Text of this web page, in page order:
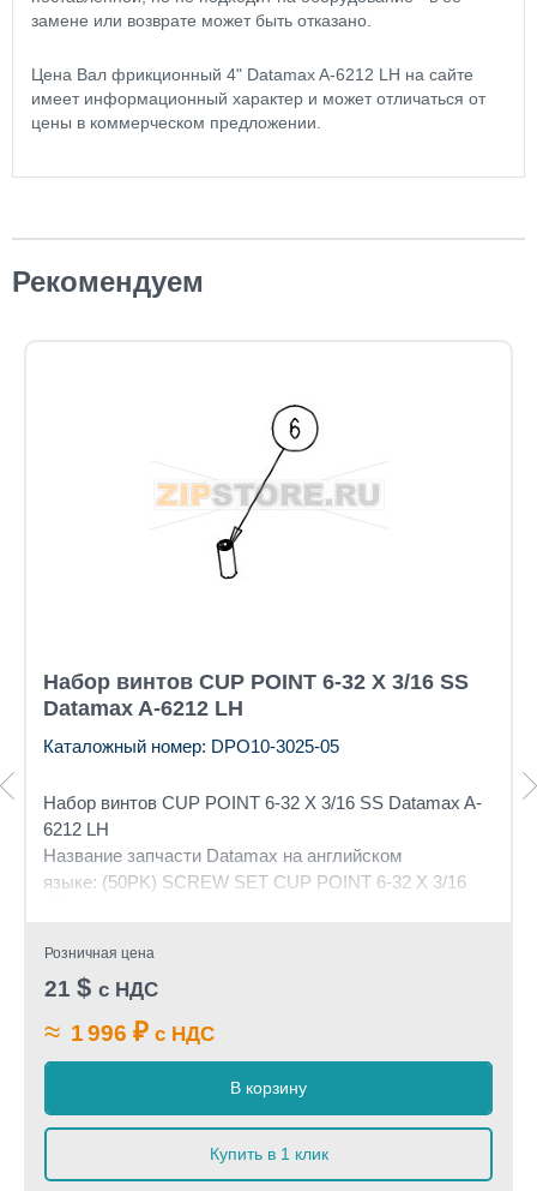
замене или возврате может быть отказано.
Цена Вал фрикционный 4" Datamax A-6212 LH на сайте
имеет информационный характер и может отличаться от
цены в коммерческом предложении.
Рекомендуем
Набор винтов CUP POINT 6-32 X 3/16 SS
Datamax A-6212 LH
Каталожный номер: DPO10-3025-05
Набор винтов CUP POINT 6-32 X 3/16 SS Datamax A-
6212 LH
Название запчасти Datamax на английском
языке: (50PK) SCREW SET CUP POINT 6-32 X 3/16
Розничная цена
21 $ с НДС
≈ 1 996 ₽ с НДС
В корзину
Купить в 1 клик